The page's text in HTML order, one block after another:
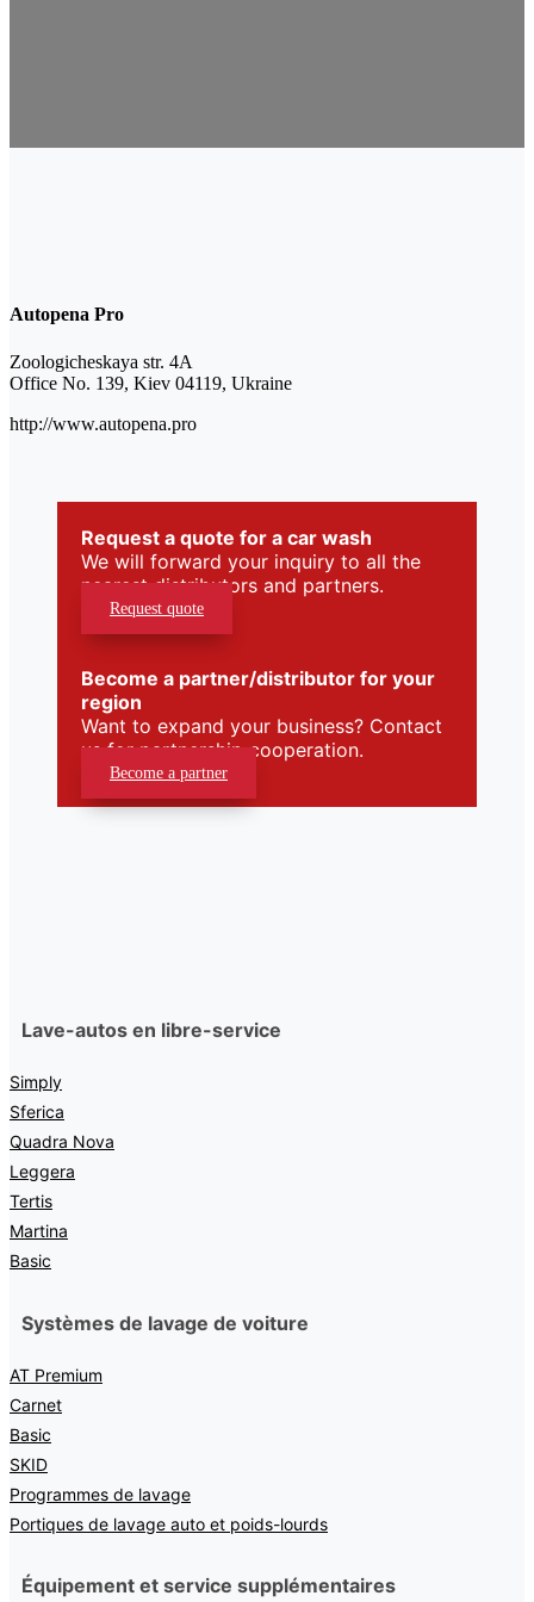
Autopena Pro
Zoologicheskaya str. 4A
Office No. 139, Kiev 04119, Ukraine
http://www.autopena.pro
Request a quote for a car wash
We will forward your inquiry to all the
nearest distributors and partners.
Request quote
Become a partner/distributor for your
region
Want to expand your business? Contact
us for partnership cooperation.
Become a partner
Lave-autos en libre-service
Simply
Sferica
Quadra Nova
Leggera
Tertis
Martina
Basic
Systèmes de lavage de voiture
AT Premium
Carnet
Basic
SKID
Programmes de lavage
Portiques de lavage auto et poids-lourds
Équipement et service supplémentaires